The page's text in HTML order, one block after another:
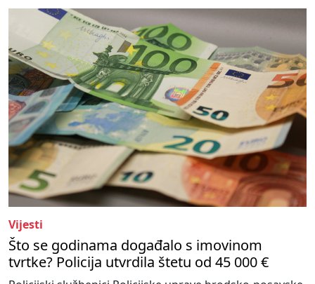
Vijesti
Što se godinama događalo s imovinom
tvrtke? Policija utvrdila štetu od 45 000 €